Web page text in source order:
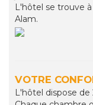
L'hôtel se trouve
Alam.
VOTRE
L'hôtel dispose